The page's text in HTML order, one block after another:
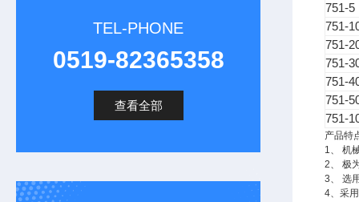
TEL-PHONE
0519-82365358
查看全部
751-5
751-
751-
751-
751-
751-
751-
产品特
1、 机
2、 极
3、 选
4、采